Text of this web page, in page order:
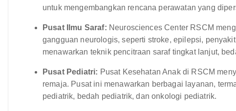
untuk mengembangkan rencana perawatan yang
Pusat Ilmu Saraf: Neurosciences Center RSCM
gangguan neurologis, seperti stroke, epilepsi,
menawarkan teknik pencitraan saraf tingkat lanjut,
Pusat Pediatri: Pusat Kesehatan Anak di RSCM
remaja. Pusat ini menawarkan berbagai layanan,
pediatrik, bedah pediatrik, dan onkologi pediatrik.